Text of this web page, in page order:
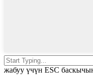
жабуу үчүн ESC